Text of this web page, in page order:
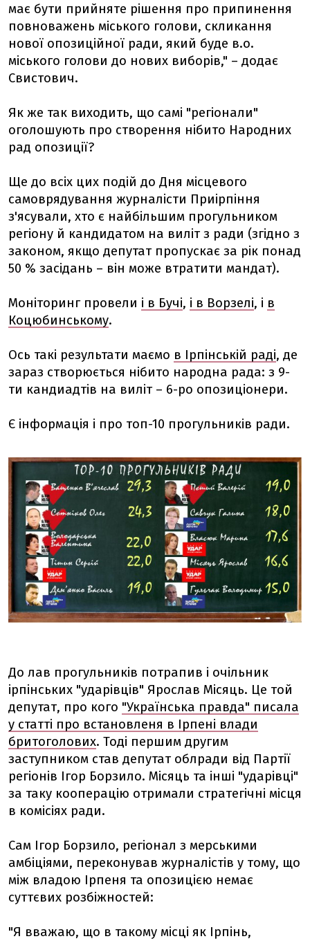
має бути прийняте рішення про припинення
повноважень міського голови, скликання
нової опозиційної ради, який буде в.о.
міського голови до нових виборів," – додає
Свистович.
Як же так виходить, що самі "регіонали"
оголошують про створення нібито Народних
рад опозиції?
Ще до всіх цих подій до Дня місцевого
самоврядування журналісти Приірпіння
з'ясували, хто є найбільшим прогульником
регіону й кандидатом на виліт з ради (згідно з
законом, якщо депутат пропускає за рік понад
50 % засідань – він може втратити мандат).
Моніторинг провели і в Бучі, і в Ворзелі, і в
Коцюбинському.
Ось такі результати маємо в Ірпінській раді, де
зараз створюється нібито народна рада: з 9-
ти кандиадтів на виліт – 6-ро опозиціонери.
Є інформація і про топ-10 прогульників ради.
До лав прогульників потрапив і очільник
ірпінських "ударівців" Ярослав Місяць. Це той
депутат, про кого "Українська правда" писала
у статті про встановленя в Ірпені влади
бритоголових. Тоді першим другим
заступником став депутат облради від Партії
регіонів Ігор Борзило. Місяць та інші "ударівці"
за таку кооперацію отримали стратегічні місця
в комісіях ради.
Сам Ігор Борзило, регіонал з мерськими
амбіціями, переконував журналістів у тому, що
між владою Ірпеня та опозицією немає
суттєвих розбіжностей:
"Я вважаю, що в такому місці як Ірпінь,